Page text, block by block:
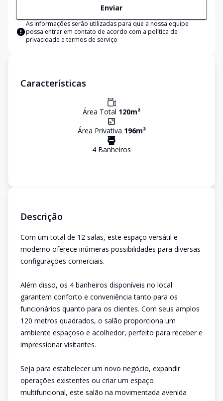
Enviar
As informações serão utilizadas para que a nossa equipe
possa entrar em contato de acordo com a política de
privacidade e termos de serviço
Características
Área Total 120m²
Área Privativa 196m²
4 Banheiros
Descrição
Com um total de 12 salas, este espaço versátil e
moderno oferece inúmeras possibilidades para diversas
configurações comerciais.
Além disso, os 4 banheiros disponíveis no local
garantem conforto e conveniência tanto para os
funcionários quanto para os clientes. Com seus amplos
120 metros quadrados, o salão proporciona um
ambiente espaçoso e acolhedor, perfeito para receber e
impressionar visitantes.
Seja para estabelecer um novo negócio, expandir
operações existentes ou criar um espaço
multifuncional, este salão na movimentada avenida